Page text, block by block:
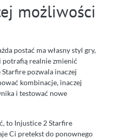
możliwości
postać ma własny styl gry,
potrafią realnie zmienić
pozwala inaczej
kombinacje, inaczej
i testować nowe
to Injustice 2 Starfire
Ci pretekst do ponownego